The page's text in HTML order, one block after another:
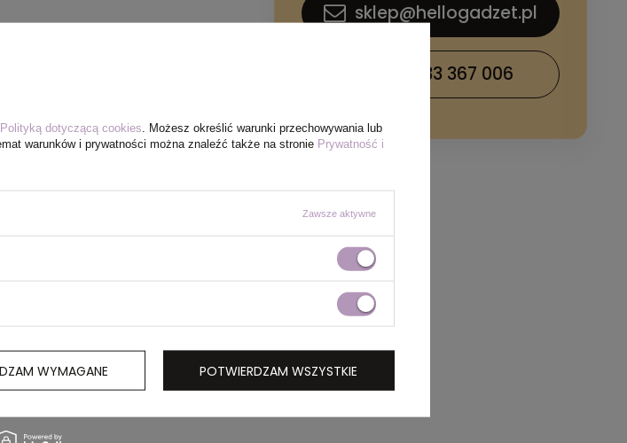
sklep@hellogadzet.pl
+48 733 367 006
Polityką dotyczącą cookies . Możesz określić warunki przechowywania lub
warunków i prywatności można znaleźć także na stronie Prywatność i
Zawsze aktywne
WYMAGANE POTWIERDZAM WSZYSTKIE